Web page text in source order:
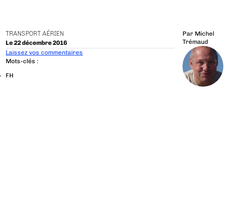
TRANSPORT AÉRIEN
Le 22 décembre 2016
Par Michel
Trémaud
Laissez vos commentaires
Mots-clés :
FH